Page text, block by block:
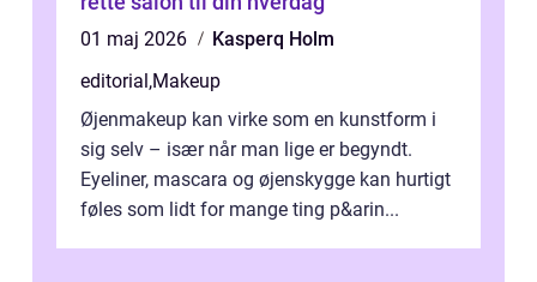
01 maj 2026
Kasperq Holm
editorial,Makeup
Øjenmakeup kan virke som en kunstform i
sig selv – især når man lige er begyndt.
Eyeliner, mascara og øjenskygge kan hurtigt
føles som lidt for mange ting p&arin...